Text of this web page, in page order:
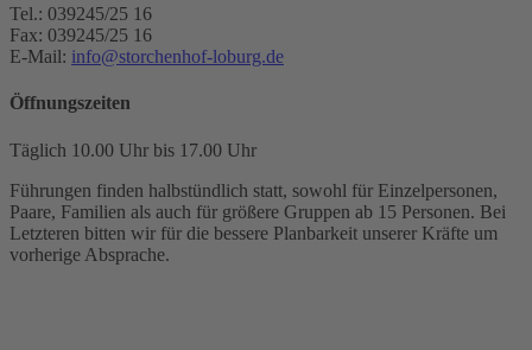
Tel.: 039245/25 16
Fax: 039245/25 16
E-Mail: info@storchenhof-loburg.de
Öffnungszeiten
Täglich 10.00 Uhr bis 17.00 Uhr
Führungen finden halbstündlich statt, sowohl für Einzelpersonen,
Paare, Familien als auch für größere Gruppen ab 15 Personen. Bei
Letzteren bitten wir für die bessere Planbarkeit unserer Kräfte um
vorherige Absprache.